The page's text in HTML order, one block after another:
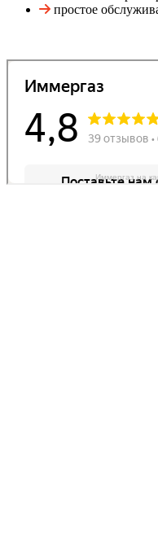
простое
Иммергаз на